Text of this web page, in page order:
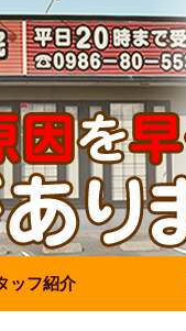
ッフ紹介